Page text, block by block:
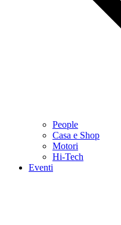
People
Casa e Shop
Motori
Hi-Tech
Eventi